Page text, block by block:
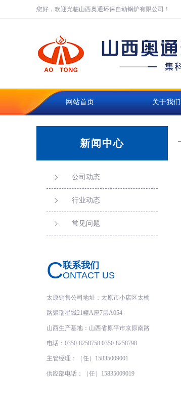
您好，欢迎光临山西奥通环保自动锅炉有限公司！
网站首页 关于我们
新闻中心
公司动态
行业动态
常见问题
C联系我们
ONTACT US
太原销售公司地址：太原市小店区太榆
路聚瑞星城21幢A座7层A054
山西生产基地：山西省原平市京原南路
电话：0350-8258758 0350-8258798
主管经理：（任）15835009001
供应部电话：（任）15835009019